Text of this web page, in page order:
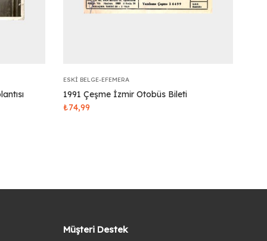
ESKI BELGE-EFEMERA
1991 Çeşme İzmir Otobüs Bileti
₺74,99
Müşteri Destek